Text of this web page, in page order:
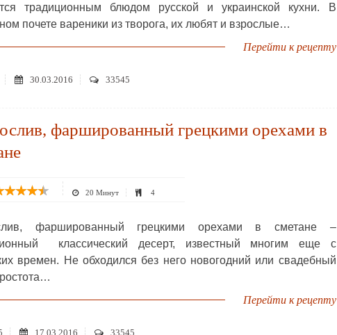
традиционным блюдом русской и украинской кухни. В
почете вареники из творога, их любят и взрослые…
Перейти к рецепту
30.03.2016 33545
фаршированный грецкими орехами в
20 Минут 4
фаршированный грецкими орехами в сметане –
классический десерт, известный многим еще с
времен. Не обходился без него новогодний или свадебный
Перейти к рецепту
17.03.2016 33545